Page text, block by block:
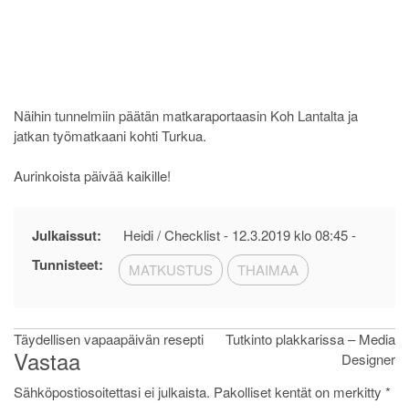
Näihin tunnelmiin päätän matkaraportaasin Koh Lantalta ja
jatkan työmatkaani kohti Turkua.
Aurinkoista päivää kaikille!
Julkaissut: Heidi / Checklist - 12.3.2019 klo 08:45-
Tunnisteet: MATKUSTUS THAIMAA
Artikkelien
selaus
Täydellisen vapaapäivän resepti
Tutkinto plakkarissa – Media
Designer
Vastaa
Sähköpostiosoitettasi ei julkaista. Pakolliset kentät on merkitty *